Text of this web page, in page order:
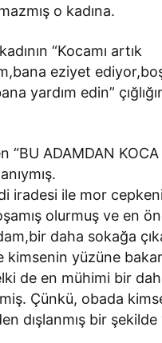
o kadına.
“Kocamı artık
eziyet
yardım edin”
“BU ADAMDAN
iradesi ile mor
olurmuş ve en
daha sokağa
kimsenin yüzüne
de en mühimi bir
Çünkü, obada
dışlanmış bir şekilde